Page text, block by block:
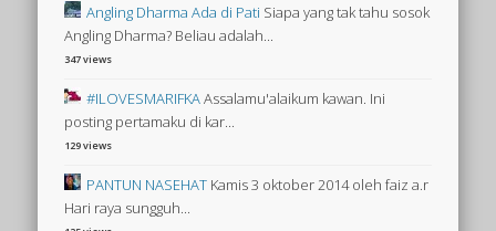
Angling Dharma Ada di Pati Siapa yang tak tahu sosok
Angling Dharma? Beliau adalah...
347 views
#ILOVESMARIFKAAssalamu'alaikum kawan. Ini
posting pertamaku di kar...
129 views
PANTUN NASEHAT Kamis 3 oktober 2014 oleh faiz a.r
Hari raya sungguh...